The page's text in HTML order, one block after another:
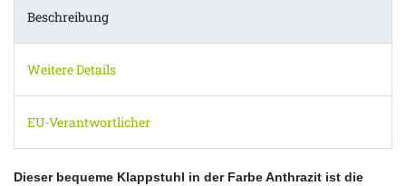
Beschreibung
Weitere Details
EU-Verantwortlicher
Dieser bequeme Klappstuhl in der Farbe Anthrazit ist die